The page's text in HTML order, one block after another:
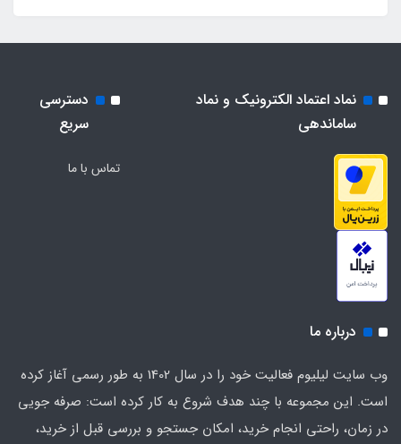
نماد اعتماد الکترونیک و نماد
ساماندهی
دسترسی
سریع
تماس با ما
درباره ما
وب سایت لیلیوم فعالیت خود را در سال 1402 به طور رسمی آغاز کرده
است. این مجموعه با چند هدف شروع به کار کرده است: صرفه جویی
در زمان، راحتی انجام خرید، امکان جستجو و بررسی قبل از خرید،